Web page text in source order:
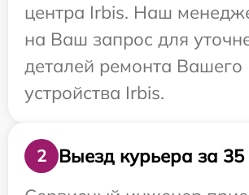
центра Irbis. Наш
на Ваш запрос для
деталей ремонта Вашего
устройства Irbis.
2
Выезд курьера за 35